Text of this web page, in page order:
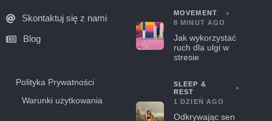
Skontaktuj się z nami
Blog
Polityka Prywatności
Warunki użytkowania
MOVEMENT
8 MINUT AGO
Jak wykorzystać
ruch dla ulgi w
stresie
SLEEP &
REST
1 DZIEŃ AGO
Odkrywając sen